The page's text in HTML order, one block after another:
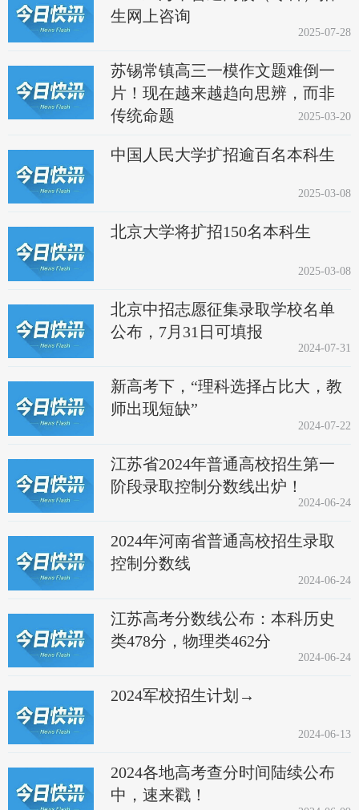
生网上咨询
2025-07-28
苏锡常镇高三一模作文题难倒一
片！现在越来越趋向思辨，而非
传统命题
2025-03-20
中国人民大学扩招逾百名本科生
2025-03-08
北京大学将扩招150名本科生
2025-03-08
北京中招志愿征集录取学校名单
公布，7月31日可填报
2024-07-31
新高考下，“理科选择占比大，教
师出现短缺”
2024-07-22
江苏省2024年普通高校招生第一
阶段录取控制分数线出炉！
2024-06-24
2024年河南省普通高校招生录取
控制分数线
2024-06-24
江苏高考分数线公布：本科历史
类478分，物理类462分
2024-06-24
2024军校招生计划→
2024-06-13
2024各地高考查分时间陆续公布
中，速来戳！